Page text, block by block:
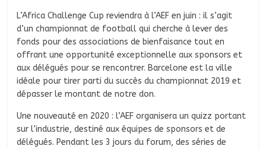
L’Africa Challenge Cup reviendra à l’AEF en juin : il s’agit
d’un championnat de football qui cherche à lever des
fonds pour des associations de bienfaisance tout en
offrant une opportunité exceptionnelle aux sponsors et
aux délégués pour se rencontrer. Barcelone est la ville
idéale pour tirer parti du succès du championnat 2019 et
dépasser le montant de notre don.
Une nouveauté en 2020 : l’AEF organisera un quizz portant
sur l’industrie, destiné aux équipes de sponsors et de
délégués. Pendant les 3 jours du forum, des séries de